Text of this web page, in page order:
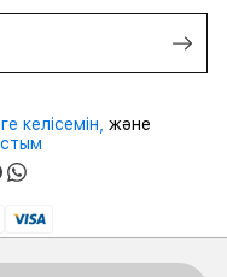
келісемін, және